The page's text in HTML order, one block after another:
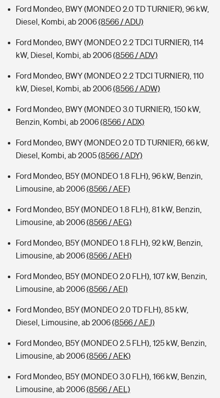
Ford Mondeo, BWY (MONDEO 2.0 TD TURNIER), 96 kW,
Diesel, Kombi, ab 2006(8566 / ADU)
Ford Mondeo, BWY (MONDEO 2.2 TDCI TURNIER), 114
kW, Diesel, Kombi, ab 2006(8566 / ADV)
Ford Mondeo, BWY (MONDEO 2.2 TDCI TURNIER), 110
kW, Diesel, Kombi, ab 2006(8566 / ADW)
Ford Mondeo, BWY (MONDEO 3.0 TURNIER), 150 kW,
Benzin, Kombi, ab 2006(8566 / ADX)
Ford Mondeo, BWY (MONDEO 2.0 TD TURNIER), 66 kW,
Diesel, Kombi, ab 2005(8566 / ADY)
Ford Mondeo, B5Y (MONDEO 1.8 FLH), 96 kW, Benzin,
Limousine, ab 2006(8566 / AEF)
Ford Mondeo, B5Y (MONDEO 1.8 FLH), 81 kW, Benzin,
Limousine, ab 2006(8566 / AEG)
Ford Mondeo, B5Y (MONDEO 1.8 FLH), 92 kW, Benzin,
Limousine, ab 2006(8566 / AEH)
Ford Mondeo, B5Y (MONDEO 2.0 FLH), 107 kW, Benzin,
Limousine, ab 2006(8566 / AEI)
Ford Mondeo, B5Y (MONDEO 2.0 TD FLH), 85 kW,
Diesel, Limousine, ab 2006(8566 / AEJ)
Ford Mondeo, B5Y (MONDEO 2.5 FLH), 125 kW, Benzin,
Limousine, ab 2006(8566 / AEK)
Ford Mondeo, B5Y (MONDEO 3.0 FLH), 166 kW, Benzin,
Limousine, ab 2006(8566 / AEL)